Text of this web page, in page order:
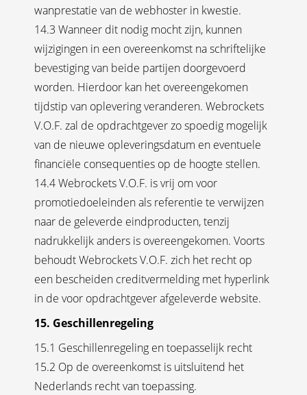
wanprestatie van de webhoster in kwestie.
14.3 Wanneer dit nodig mocht zijn, kunnen
wijzigingen in een overeenkomst na schriftelijke
bevestiging van beide partijen doorgevoerd
worden. Hierdoor kan het overeengekomen
tijdstip van oplevering veranderen. Webrockets
V.O.F. zal de opdrachtgever zo spoedig mogelijk
van de nieuwe opleveringsdatum en eventuele
financiële consequenties op de hoogte stellen.
14.4 Webrockets V.O.F. is vrij om voor
promotiedoeleinden als referentie te verwijzen
naar de geleverde eindproducten, tenzij
nadrukkelijk anders is overeengekomen. Voorts
behoudt Webrockets V.O.F. zich het recht op
een bescheiden creditvermelding met hyperlink
in de voor opdrachtgever afgeleverde website.
15. Geschillenregeling
15.1 Geschillenregeling en toepasselijk recht
15.2 Op de overeenkomst is uitsluitend het
Nederlands recht van toepassing.